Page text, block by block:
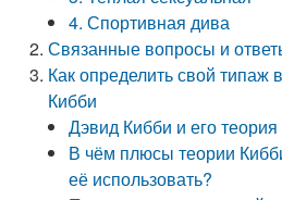
4. Спортивная дива
Связанные вопросы и
Как определить свой типаж
Кибби
Дэвид Кибби и его теория
В чём плюсы теории
её использовать?